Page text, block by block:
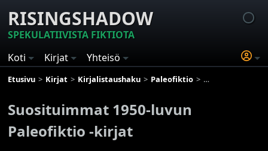
RISINGSHADOW
SPEKULATIIVISTA FIKTIOTA
Koti
Kirjat Yhteisö
Etusivu Kirjat Kirjalistaushaku Paleofiktio Suosituimmat
Suosituimmat 1950-luvun
Paleofiktio -kirjat